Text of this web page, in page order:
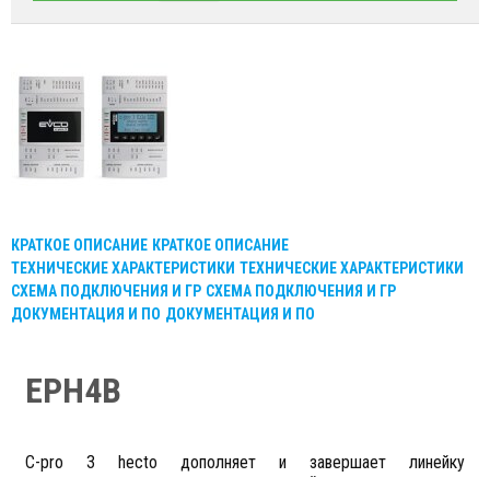
КРАТКОЕ ОПИСАНИЕ КРАТКОЕ ОПИСАНИЕ
ТЕХНИЧЕСКИЕ ХАРАКТЕРИСТИКИ ТЕХНИЧЕСКИЕ ХАРАКТЕРИСТИКИ
СХЕМА ПОДКЛЮЧЕНИЯ И ГР СХЕМА ПОДКЛЮЧЕНИЯ И ГР
ДОКУМЕНТАЦИЯ И ПО ДОКУМЕНТАЦИЯ И ПО
EPH4B
С-pro 3 hecto дополняет и завершает линейку